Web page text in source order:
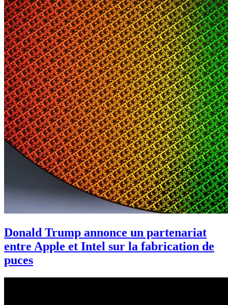
Donald Trump annonce un partenariat
entre Apple et Intel sur la fabrication de
puces